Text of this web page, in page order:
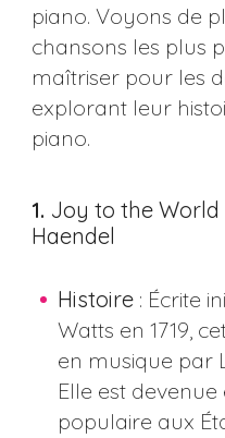
piano. Voyons de
chansons les plus
maîtriser pour les
explorant leur
piano.
1. Joy to the World
Haendel
Histoire: Écrite
Watts en 1719,
en musique par
Elle est
populaire aux